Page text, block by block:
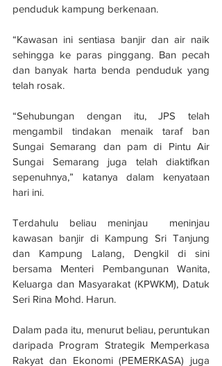
penduduk kampung berkenaan.
“Kawasan ini sentiasa banjir dan air naik
sehingga ke paras pinggang. Ban pecah
dan banyak harta benda penduduk yang
telah rosak.
“Sehubungan dengan itu, JPS telah
mengambil tindakan menaik taraf ban
Sungai Semarang dan pam di Pintu Air
Sungai Semarang juga telah diaktifkan
sepenuhnya,” katanya dalam kenyataan
hari ini.
Terdahulu beliau meninjau  meninjau
kawasan banjir di Kampung Sri Tanjung
dan Kampung Lalang, Dengkil di sini
bersama Menteri Pembangunan Wanita,
Keluarga dan Masyarakat (KPWKM), Datuk
Seri Rina Mohd. Harun.
Dalam pada itu, menurut beliau, peruntukan
daripada Program Strategik Memperkasa
Rakyat dan Ekonomi (PEMERKASA) juga